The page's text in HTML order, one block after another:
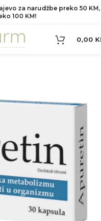
za narudžbe preko 50 KM,
100 KM!
0,00